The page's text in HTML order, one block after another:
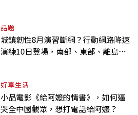
話題
城鎮韌性8月演習斷網？行動網路降速
演練10日登場，南部、東部、離島為
好享生活
小品電影《給阿嬤的情書》，如何逼
哭全中國觀眾，想打電話給阿嬤？